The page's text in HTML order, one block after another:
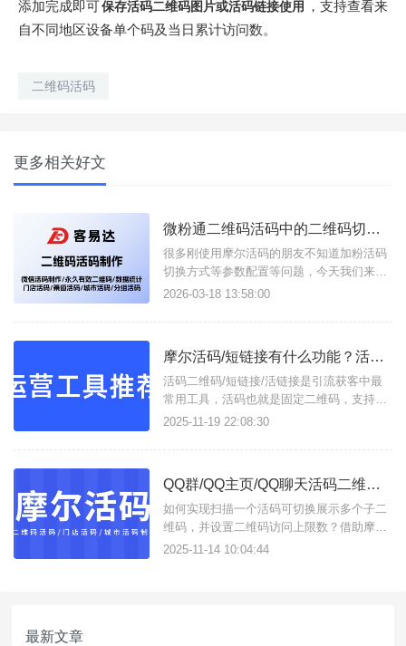
添加完成即可保存活码二维码图片或活码链接使用
，支持查看来
自不同地区设备单个码及当日累计访问数。
二维码活码
更多相关好文
微粉通二维码活码中的二维码切换方式/设备绑定说明
很多刚使用摩尔活码的朋友不知道加粉活码
切换方式等参数配置等问题，今天我们来总
结一下：二维码切换方式说明1、顺序切
数后，自动下线二维码 (如:某客服加满50人
可用的子二维码随机展示 (如：所有客服随
机分配客户)；3、
2026-03-18 13:58:00
摩尔活码/短链接有什么功能？活码二维码/活链接如何在线生成？
活码二维码/短链接/活链接是引流获客中最
常用工具，活码也就是固定二维码，支持按
设定展示多个子码，并实现动态更新二维
条链接合并成一条活链接，可实时更改子链
入摩尔活码/短链接这一个工具即可实现。支
持生成以下类型工具：活码二
2025-11-19 22:08:30
QQ群/QQ主页/QQ聊天活码二维码如何创建？
如何实现扫描一个活码可切换展示多个子二
维码，并设置二维码访问上限数？借助摩尔
活码这款活码在线生成工具，可生成企微/个
2025-11-14 10:04:44
最新文章